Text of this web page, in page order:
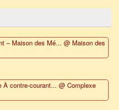
– Maison des Mé... @ Maison des
À contre-courant... @ Complexe